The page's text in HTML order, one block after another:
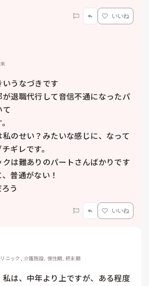
いいね
うなづきです
退職代行して音信不通になったパ
て
のせい？みたいな感じに、なって
ギレです。
クは難ありのパートさんばかりです
普通がない！
う
いいね
ニック, 介護施設, 慢性期, 終末期
は、中年より上ですが、ある程度